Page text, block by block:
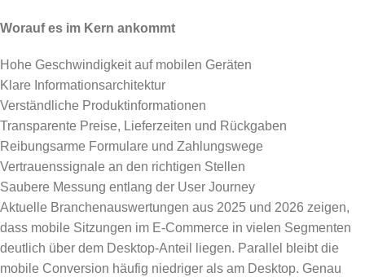
Worauf es im Kern ankommt
Hohe Geschwindigkeit auf mobilen Geräten
Klare Informationsarchitektur
Verständliche Produktinformationen
Transparente Preise, Lieferzeiten und Rückgaben
Reibungsarme Formulare und Zahlungswege
Vertrauenssignale an den richtigen Stellen
Saubere Messung entlang der User Journey
Aktuelle Branchenauswertungen aus 2025 und 2026 zeigen,
dass mobile Sitzungen im E-Commerce in vielen Segmenten
deutlich über dem Desktop-Anteil liegen. Parallel bleibt die
mobile Conversion häufig niedriger als am Desktop. Genau